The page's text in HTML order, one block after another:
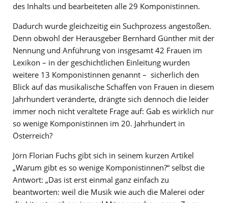
des Inhalts und bearbeiteten alle 29 Komponistinnen.
Dadurch wurde gleichzeitig ein Suchprozess angestoßen.
Denn obwohl der Herausgeber Bernhard Günther mit der
Nennung und Anführung von insgesamt 42 Frauen im
Lexikon – in der geschichtlichen Einleitung wurden
weitere 13 Komponistinnen genannt – sicherlich den
Blick auf das musikalische Schaffen von Frauen in diesem
Jahrhundert veränderte, drängte sich dennoch die leider
immer noch nicht veraltete Frage auf: Gab es wirklich nur
so wenige Komponistinnen im 20. Jahrhundert in
Österreich?
Jörn Florian Fuchs gibt sich in seinem kurzen Artikel
„Warum gibt es so wenige Komponistinnen?“ selbst die
Antwort: „Das ist erst einmal ganz einfach zu
beantworten: weil die Musik wie auch die Malerei oder